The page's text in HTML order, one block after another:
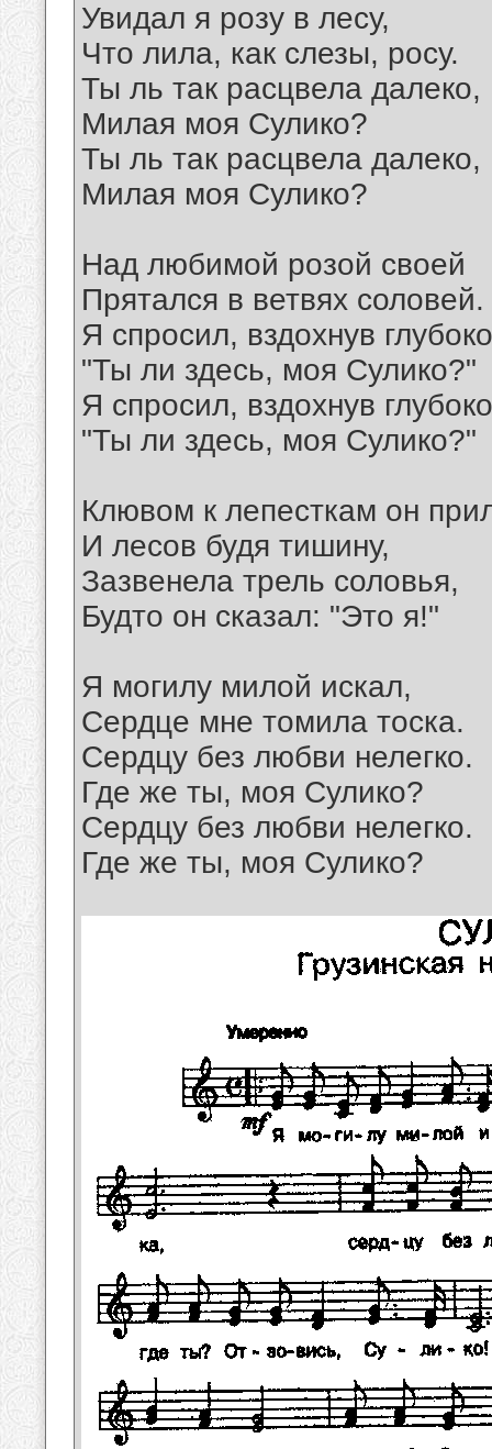
Увидал я розу в лесу,
Что лила, как слезы, росу.
Ты ль так расцвела далеко,
Милая моя Сулико?
Ты ль так расцвела далеко,
Милая моя Сулико?
Над любимой розой своей
Прятался в ветвях соловей.
Я спросил, вздохнув
"Ты ли здесь, моя Сулико?"
Я спросил, вздохнув
"Ты ли здесь, моя Сулико?"
Клювом к лепесткам он
И лесов будя тишину,
Зазвенела трель соловья,
Будто он сказал: "Это я!"
Я могилу милой искал,
Сердце мне томила тоска.
Сердцу без любви нелегко.
Где же ты, моя Сулико?
Сердцу без любви нелегко.
Где же ты, моя Сулико?